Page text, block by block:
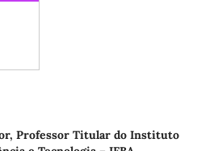
Professor Titular do Instituto